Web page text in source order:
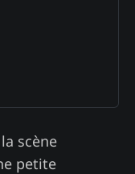
scène
petite